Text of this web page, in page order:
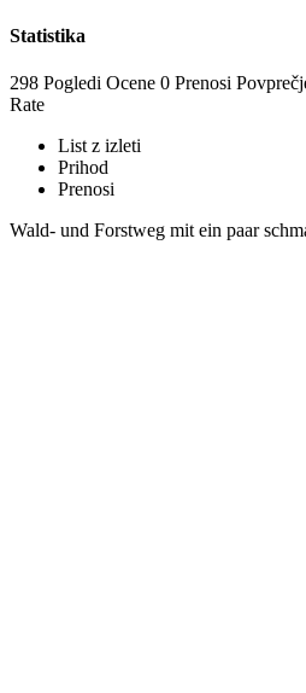
Statistika
298 Pogledi Ocene 0 Prenosi
Rate
List z izleti
Prihod
Prenosi
Wald- und Forstweg mit ein paar